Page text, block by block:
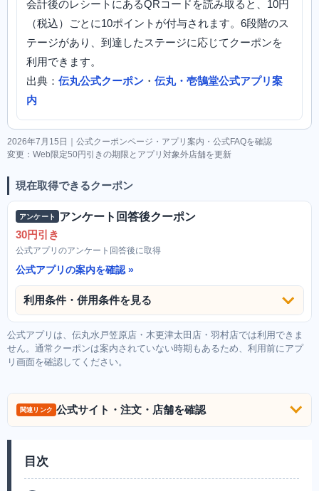
会計後のレシートにあるQRコードを読み取ると、10円
（税込）ごとに10ポイントが付与されます。6段階のス
テージがあり、到達したステージに応じてクーポンを
利用できます。
出典： 伝丸公式クーポン ・ 伝丸・壱鵠堂公式アプリ案
内
2026年7月15日｜公式クーポンページ・アプリ案内・公式FAQを確認
変更：Web限定50円引きの期限とアプリ対象外店舗を更新
現在取得できるクーポン
アンケート
アンケート回答後クーポン
30円引き
公式アプリのアンケート回答後に取得
公式アプリの案内を確認
利用条件・併用条件を見る
公式アプリは、伝丸水戸笠原店・木更津太田店・羽村店では利用できま
せん。通常クーポンは案内されていない時期もあるため、利用前にアプ
リ画面を確認してください。
関連リンク 公式サイト・注文・店舗を確認
目次